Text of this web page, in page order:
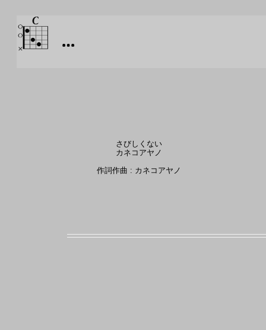
さびしくない
カネコアヤノ
作詞作曲 : カネコアヤノ